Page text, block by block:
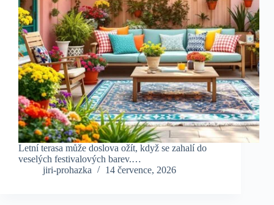
Letní terasa může doslova ožít, když se zahalí do
veselých festivalových barev.…
jiri-prohazka
14 července, 2026